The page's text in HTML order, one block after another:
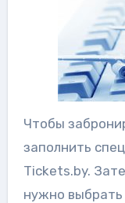
Чтобы
заполнить
Tickets.by.
нужно